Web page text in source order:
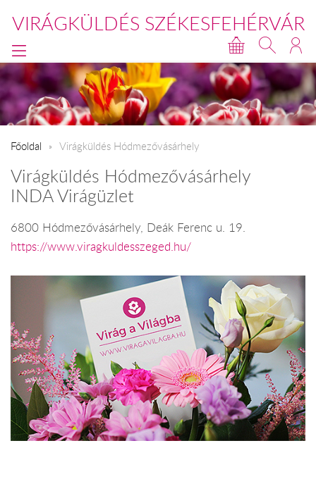
VIRÁGKÜLDÉS SZÉKESFEHÉRVÁR
Főoldal Virágküldés Hódmezővásárhely
Virágküldés Hódmezővásárhely
INDA Virágüzlet
6800 Hódmezővásárhely, Deák Ferenc u. 19.
https://www.viragkuldesszeged.hu/